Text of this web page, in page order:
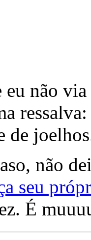
não
de
não
seu
É